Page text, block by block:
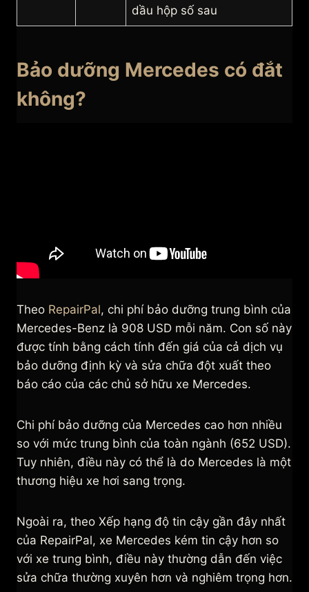
dầu hộp số sau
Bảo dưỡng Mercedes có đắt
không?
Theo RepairPal, chi phí bảo dưỡng trung bình của
Mercedes-Benz là 908 USD mỗi năm. Con số này
được tính bằng cách tính đến giá của cả dịch vụ
bảo dưỡng định kỳ và sửa chữa đột xuất theo
báo cáo của các chủ sở hữu xe Mercedes.
Chi phí bảo dưỡng của Mercedes cao hơn nhiều
so với mức trung bình của toàn ngành (652 USD).
Tuy nhiên, điều này có thể là do Mercedes là một
thương hiệu xe hơi sang trọng.
Ngoài ra, theo Xếp hạng độ tin cậy gần đây nhất
của RepairPal, xe Mercedes kém tin cậy hơn so
với xe trung bình, điều này thường dẫn đến việc
sửa chữa thường xuyên hơn và nghiêm trọng hơn.